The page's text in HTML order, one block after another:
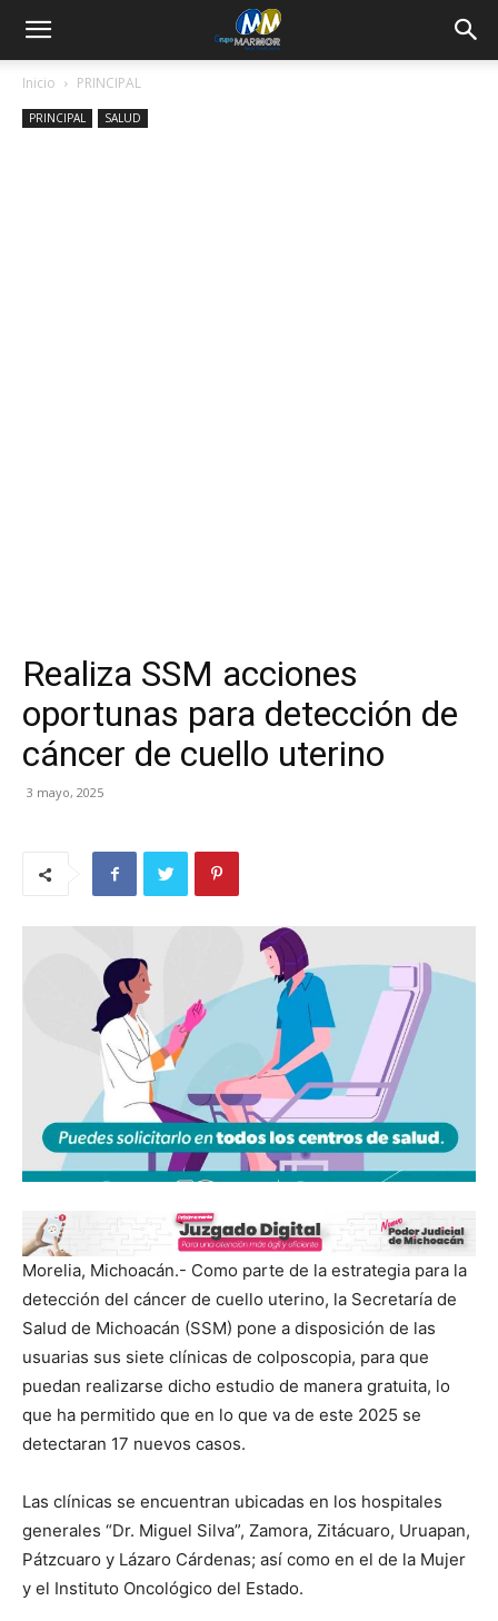
Inicio PRINCIPAL
PRINCIPAL SALUD
Realiza SSM acciones
oportunas para detección de
cáncer de cuello uterino
3 mayo, 2025
Morelia, Michoacán.- Como parte de la estrategia para la
detección del cáncer de cuello uterino, la Secretaría de
Salud de Michoacán (SSM) pone a disposición de las
usuarias sus siete clínicas de colposcopia, para que
puedan realizarse dicho estudio de manera gratuita, lo
que ha permitido que en lo que va de este 2025 se
detectaran 17 nuevos casos.
Las clínicas se encuentran ubicadas en los hospitales
generales “Dr. Miguel Silva”, Zamora, Zitácuaro, Uruapan,
Pátzcuaro y Lázaro Cárdenas; así como en el de la Mujer
y el Instituto Oncológico del Estado.